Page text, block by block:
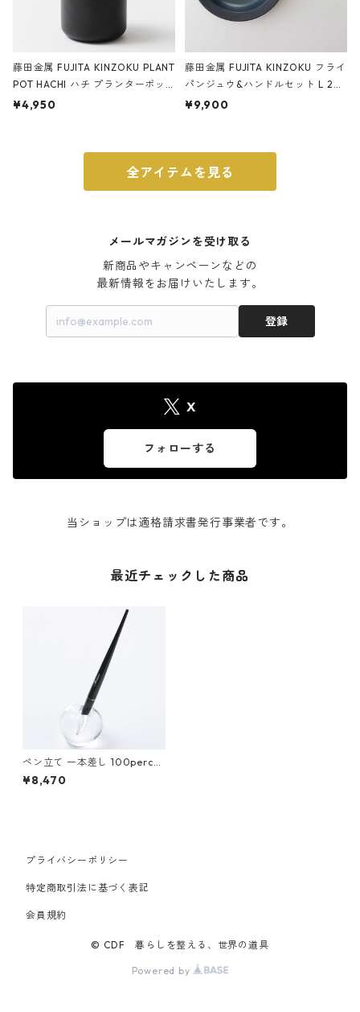
藤田金属 FUJITA KINZOKU PLANT
POT HACHI ハチ プランターポッ
ト 3号 ブラック
¥4,950
藤田金属 FUJITA KINZOKU フライ
パンジュウ&ハンドルセット L 24c
m ガス火・IH対応 鉄フライパン
¥9,900
全アイテムを見る
メールマガジンを受け取る
新商品やキャンペーンなどの
最新情報をお届けいたします。
登録
X
フォローする
当ショップは適格請求書発行事業者です。
最近チェックした商品
ペン立て 一本差し 100perce
nt 100% 1本ペン立て MIZUTA
MA 100パーセント ペンスタ
¥8,470
プライバシーポリシー
特定商取引法に基づく表記
会員規約
© CDF 暮らしを整える、世界の道具
Powered by